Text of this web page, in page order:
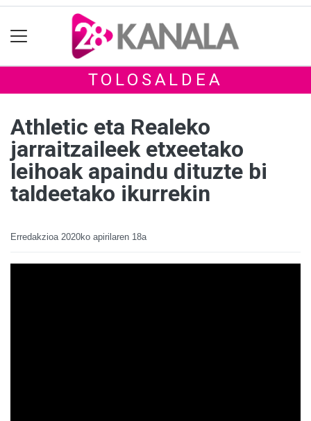
TOLOSALDEA
Athletic eta Realeko
jarraitzaileek etxeetako
leihoak apaindu dituzte bi
taldeetako ikurrekin
Erredakzioa 2020ko apirilaren 18a